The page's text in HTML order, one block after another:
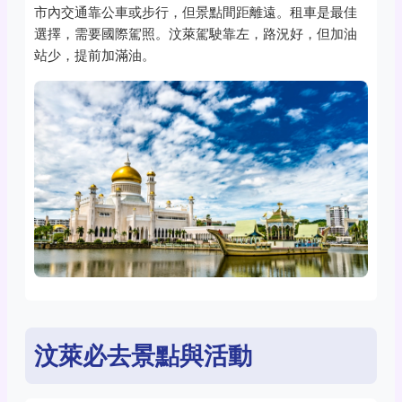
市內交通靠公車或步行，但景點間距離遠。租車是最佳
選擇，需要國際駕照。汶萊駕駛靠左，路況好，但加油
站少，提前加滿油。
汶萊必去景點與活動